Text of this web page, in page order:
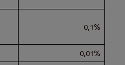
0,1%
0,01%